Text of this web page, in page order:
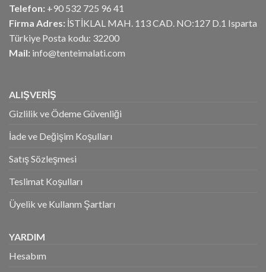
Telefon: +90 532 725 96 41
Firma Adres: İSTİKLAL MAH. 113 CAD. NO:127 D.1 Isparta
Türkiye Posta kodu: 32200
Mail: info@tenteimalati.com
ALIŞVERİŞ
Gizlilik ve Ödeme Güvenliği
İade ve Değişim Koşulları
Satış Sözleşmesi
Teslimat Koşulları
Üyelik ve Kullanm Şartları
YARDIM
Hesabım